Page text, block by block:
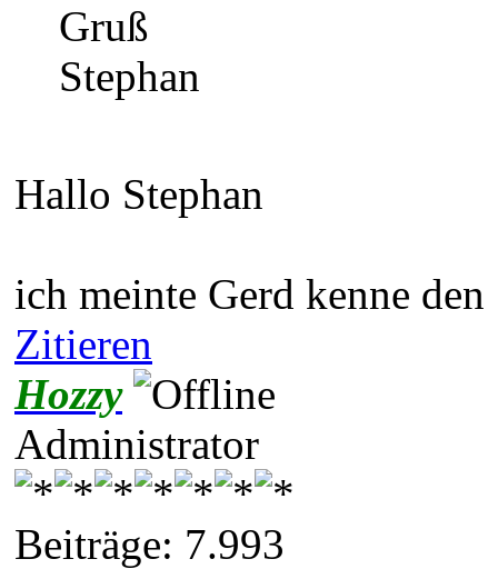
Gruß
Stephan
Hallo Stephan
ich meinte Gerd kenne
Zitieren
Hozzy
Administrator
Beiträge: 7.993